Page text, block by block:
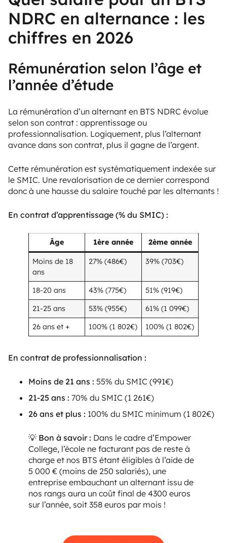
NDRC en alternance : les
chiffres en 2026
Rémunération selon l’âge et
l’année d’étude
La rémunération d’un alternant en BTS NDRC évolue
selon son contrat : apprentissage ou
professionnalisation. Logiquement, plus l’alternant
avance dans son contrat, plus il gagne de l’argent.
Cette rémunération est systématiquement indexée sur
le SMIC. Une revalorisation de ce dernier correspond
donc à une hausse du salaire touché par les alternants !
En contrat d’apprentissage (% du SMIC) :
Âge 1ère année 2ème année
Moins de 18
ans
27% (486€) 39% (703€)
18-20 ans 43% (775€)
51% (919€)
21-25 ans
53% (955€)
61% (1 099€)
26 ans et +
100% (1 802€) 100% (1 802€)
En contrat de professionnalisation :
Moins de 21 ans : 55% du SMIC (991€)
21-25 ans : 70% du SMIC (1 261€)
26 ans et plus : 100% du SMIC minimum (1 802€)
💡 Bon à savoir : Dans le cadre d’Empower
College, l’école ne facturant pas de reste à
charge et nos BTS étant éligibles à l’aide de
5 000 € (moins de 250 salariés), une
entreprise embauchant un alternant issu de
nos rangs aura un coût final de 4300 euros
sur l’année, soit 358 euros par mois !